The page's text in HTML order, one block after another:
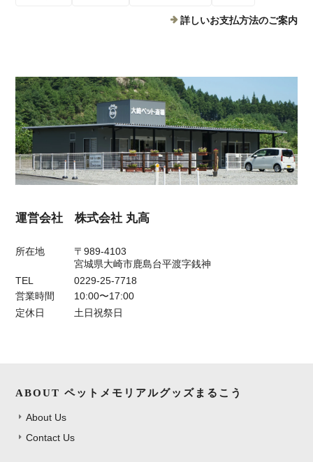
詳しいお支払方法のご案内
運営会社 株式会社 丸高
所在地
〒989-4103
宮城県大崎市鹿島台平渡字銭神
TEL
0229-25-7718
営業時間
10:00〜17:00
定休日
土日祝祭日
ABOUT ペットメモリアルグッズまるこう
About Us
Contact Us